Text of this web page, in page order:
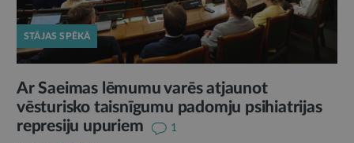
STĀJAS SPĒKĀ
Ar Saeimas lēmumu varēs atjaunot
vēsturisko taisnīgumu padomju psihiatrijas
represiju upuriem
1